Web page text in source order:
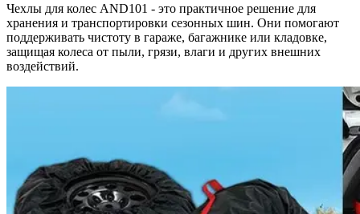
Чехлы для колес AND101 - это практичное решение для
хранения и транспортировки сезонных шин. Они помогают
поддерживать чистоту в гараже, багажнике или кладовке,
защищая колеса от пыли, грязи, влаги и других внешних
воздействий.